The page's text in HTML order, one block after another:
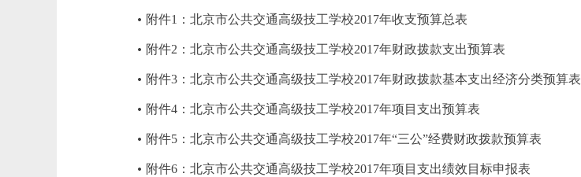
附件1：北京市公共交通高级技工学校2017年收支预算总表
附件2：北京市公共交通高级技工学校2017年财政拨款支出预算表
附件3：北京市公共交通高级技工学校2017年财政拨款基本支出经济分类预算表
附件4：北京市公共交通高级技工学校2017年项目支出预算表
附件5：北京市公共交通高级技工学校2017年“三公”经费财政拨款预算表
附件6：北京市公共交通高级技工学校2017年项目支出绩效目标申报表